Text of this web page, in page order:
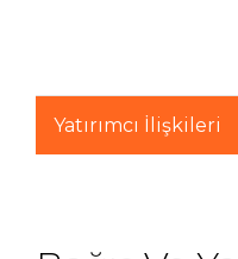
Yatırımcı İlişkileri